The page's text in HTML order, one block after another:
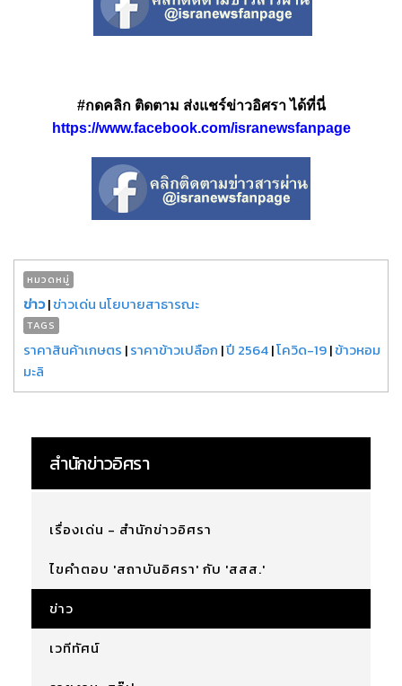
#กดคลิก ติดตาม ส่งแชร์ข่าวอิศรา ได้ที่นี่
https://www.facebook.com/isranewsfanpage
หมวดหมู่
ข่าว|ข่าวเด่น นโยบายสาธารณะ
TAGS
ราคาสินค้าเกษตร |ราคาข้าวเปลือก |ปี 2564|โควิด-19|ข้าวหอม
มะลิ
สำนักข่าวอิศรา
เรื่องเด่น - สำนักข่าวอิศรา
ไขคำตอบ 'สถาบันอิศรา' กับ 'สสส.'
ข่าว
เวทีทัศน์